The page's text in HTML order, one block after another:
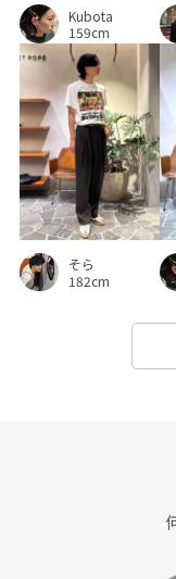
Kubota
159cm
そら
182cm